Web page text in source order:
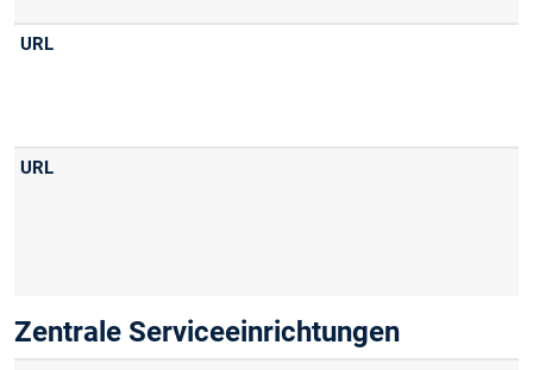
Zentrale Serviceeinrichtungen